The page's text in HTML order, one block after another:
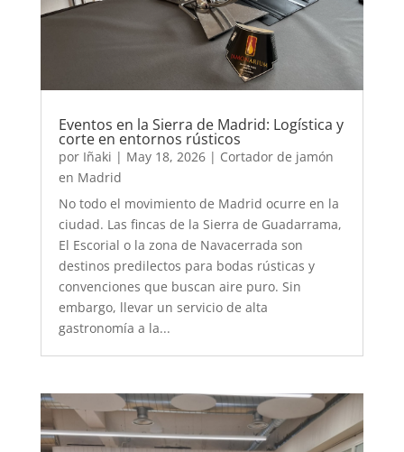
Eventos en la Sierra de Madrid: Logística y
corte en entornos rústicos
por Iñaki | May 18, 2026| Cortador de jamón
en Madrid
No todo el movimiento de Madrid ocurre en la
ciudad. Las fincas de la Sierra de Guadarrama,
El Escorial o la zona de Navacerrada son
destinos predilectos para bodas rústicas y
convenciones que buscan aire puro. Sin
embargo, llevar un servicio de alta
gastronomía a la...